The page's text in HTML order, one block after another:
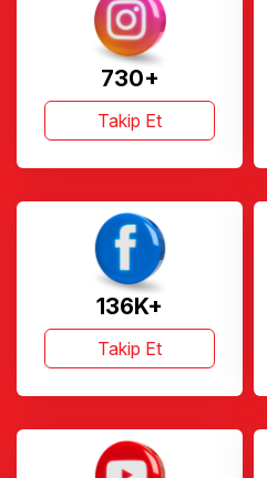
730+
Takip Et
136K+
Takip Et